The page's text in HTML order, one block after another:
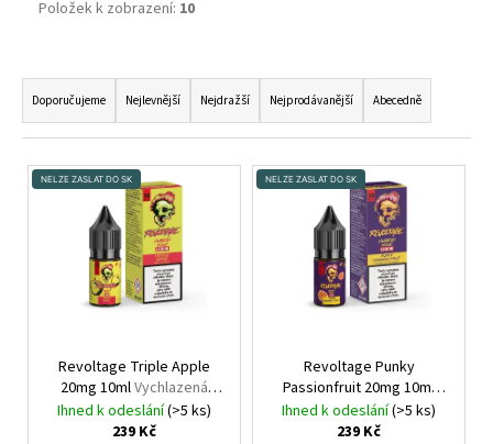
Položek k zobrazení: 10
Ř
A
Z
E
N
Doporučujeme Nejlevnější Nejdražší Nejprodávanější Abecedně
V
Ý
NELZE ZASLAT DO SK
Revoltage Triple Apple
20mg 10mlVychlazená
jablka
Ihned k odeslání(>5 ks)
239 Kč
NELZE ZASLAT DO SK
Revoltage Punky
Passionfruit 20mg 10ml
Chladivá Marakuja
Ihned k odeslání(>5 ks)
239 Kč